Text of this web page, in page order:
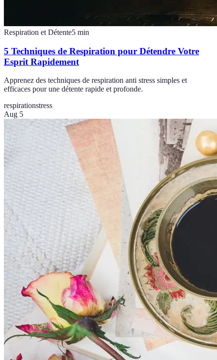
Respiration et Détente5 min
5 Techniques de Respiration pour Détendre Votre
Esprit Rapidement
Apprenez des techniques de respiration anti stress simples et
efficaces pour une détente rapide et profonde.
respirationstress
Aug 5